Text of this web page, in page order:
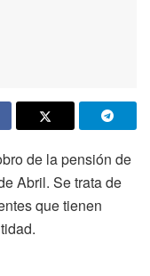
de la pensión de
Abril. Se trata de
que tienen